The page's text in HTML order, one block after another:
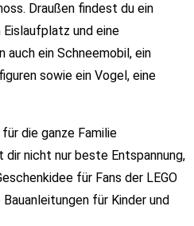
Draußen findest du ein
Eislaufplatz und eine
ein Schneemobil, ein
sowie ein Vogel, eine
die ganze Familie
nicht nur beste Entspannung,
für Fans der LEGO
für Kinder und